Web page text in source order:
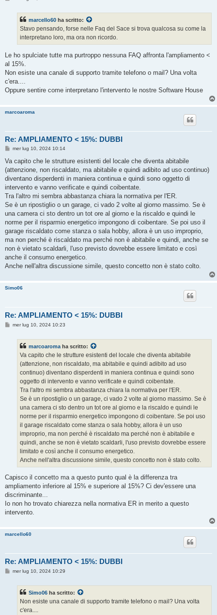
marcello60 ha scritto:
Stavo pensando, forse nelle Faq del Sace si trova qualcosa su come la
interpretano loro, ma ora non ricordo.
Le ho spulciate tutte ma purtroppo nessuna FAQ affronta l'ampliamento <
al 15%.
Non esiste una canale di supporto tramite telefono o mail? Una volta
c'era....
Oppure sentire come interpretano l'intervento le nostre Software House
marcoaroma
Re: AMPLIAMENTO < 15%: DUBBI
M
s
a
g
i
o
mer lug 10, 2024 10:14
Va capito che le strutture esistenti del locale che diventa abitabile
(attenzione, non riscaldato, ma abitabile e quindi adibito ad uso continuo)
diventano disperdenti in maniera continua e quindi sono oggetto di
intervento e vanno verificate e quindi coibentate.
Tra l'altro mi sembra abbastanza chiara la normativa per l'ER.
Se è un ripostiglio o un garage, ci vado 2 volte al giorno massimo. Se è
una camera ci sto dentro un tot ore al giorno e la riscaldo e quindi le
norme per il risparmio energetico impongono di coibentare. Se poi uso il
garage riscaldato come stanza o sala hobby, allora è un uso improprio,
ma non perché è riscaldato ma perché non è abitabile e quindi, anche se
non è vietato scaldarli, l'uso previsto dovrebbe essere limitato e così
anche il consumo energetico.
Anche nell'altra discussione simile, questo concetto non è stato colto.
Simo06
Re: AMPLIAMENTO < 15%: DUBBI
Mmer lug 10, 2024 10:23
marcoaroma ha scritto:
Va capito che le strutture esistenti del locale che diventa abitabile
(attenzione, non riscaldato, ma abitabile e quindi adibito ad uso
continuo) diventano disperdenti in maniera continua e quindi sono
oggetto di intervento e vanno verificate e quindi coibentate.
Tra l'altro mi sembra abbastanza chiara la normativa per l'ER.
Se è un ripostiglio o un garage, ci vado 2 volte al giorno massimo. Se è
una camera ci sto dentro un tot ore al giorno e la riscaldo e quindi le
norme per il risparmio energetico impongono di coibentare. Se poi uso
il garage riscaldato come stanza o sala hobby, allora è un uso
improprio, ma non perché è riscaldato ma perché non è abitabile e
quindi, anche se non è vietato scaldarli, l'uso previsto dovrebbe essere
limitato e così anche il consumo energetico.
Anche nell'altra discussione simile, questo concetto non è stato colto.
Capisco il concetto ma a questo punto qual è la differenza tra
ampliamento inferiore al 15% e superiore al 15%? Ci dev'essere una
discriminante...
Io non ho trovato chiarezza nella normativa ER in merito a questo
intervento.
marcello60
Re: AMPLIAMENTO < 15%: DUBBI
Mmer lug 10, 2024 10:29
Simo06 ha scritto:
Non esiste una canale di supporto tramite telefono o mail? Una volta
c'era....